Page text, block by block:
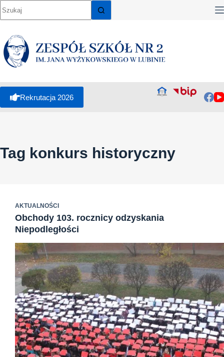
Przejdź
do
Rekrutacja 2026
Tag konkurs historyczny
AKTUALNOŚCI
Obchody 103. rocznicy odzyskania
Niepodległości